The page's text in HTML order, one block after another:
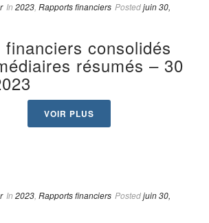
In 2023 Rapports financiers Postedjuin 30,
financiers consolidés
résumés – 30
VOIR PLUS
In 2023 Rapports financiers Postedjuin 30,